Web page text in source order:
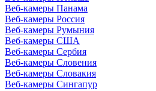
Веб-камеры Панама
Веб-камеры Россия
Веб-камеры Румыния
Веб-камеры США
Веб-камеры Сербия
Веб-камеры Словения
Веб-камеры Словакия
Веб-камеры Сингапур